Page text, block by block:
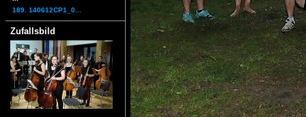
189. 140612CP1_0...
Zufallsbild